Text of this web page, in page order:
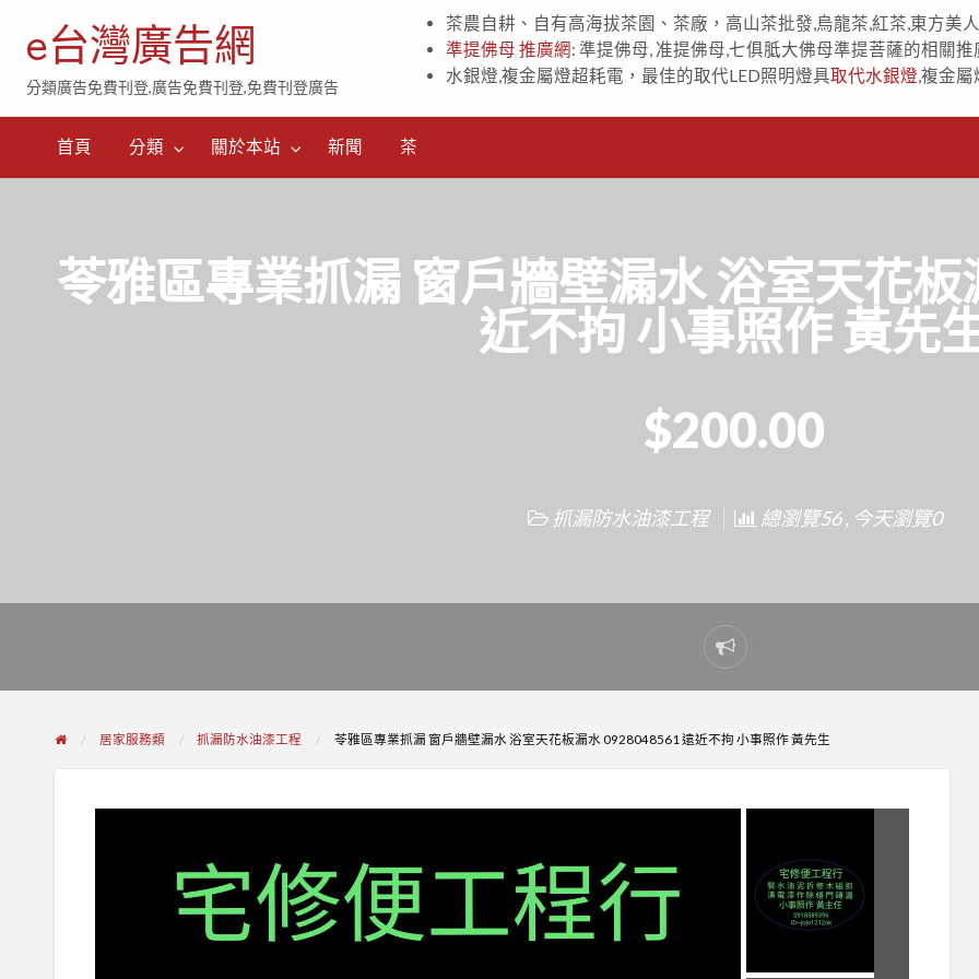
e台灣廣告網
分類廣告免費刊登,廣告免費刊登,免費刊登廣告
茶農自耕、自有高海拔茶園、茶廠，高山茶批發,烏龍茶,紅茶,東方美
準提佛母 推廣網: 準提佛母, 准提佛母,七俱胝大佛母準提菩薩的相關推
水銀燈,複金屬燈超耗電，最佳的取代LED照明燈具取代水銀燈 ,複金屬
首頁 分類 關於本站 新聞 茶
苓雅區專業抓漏 窗戶牆壁漏水 浴室天花
近不拘 小事照作 黃先
$200.00
抓漏防水油漆工程 總瀏覽56 , 今天瀏覽0
Report
problem
居家服務類 抓漏防水油漆工程 苓雅區專業抓漏 窗戶牆壁漏水 浴室天花板漏水 0928048561 遠近不拘 小事照作 黃先生